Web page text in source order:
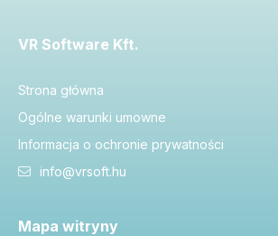
VR Software Kft.
Strona główna
Ogólne warunki umowne
Informacja o ochronie prywatności
info@vrsoft.hu
Mapa witryny